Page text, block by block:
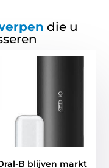
die u
B blijven markt